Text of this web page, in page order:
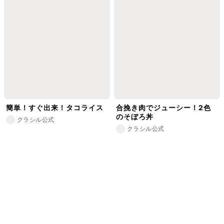
簡単！すぐ出来！タコライス
クラシル公式
合挽き肉でジューシー！2色
のそぼろ丼
クラシル公式